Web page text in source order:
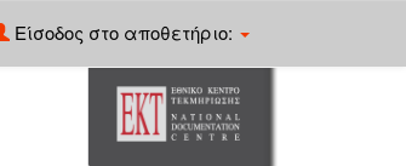
Είσοδος στο αποθετήριο: